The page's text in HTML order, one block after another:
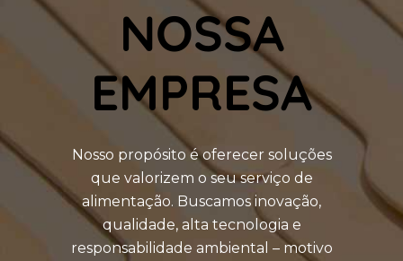
NOSSA
EMPRESA
Nosso propósito é oferecer soluções
que valorizem o seu serviço de
alimentação. Buscamos inovação,
qualidade, alta tecnologia e
responsabilidade ambiental – motivo